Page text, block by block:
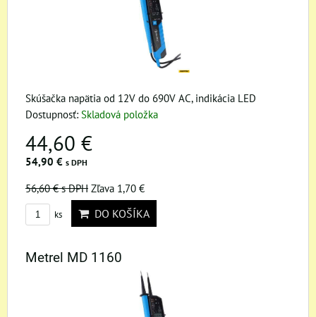
Skúšačka napätia od 12V do 690V AC, indikácia LED
Dostupnosť: Skladová položka
44,60 €
54,90 € s DPH
56,60 €s DPH Zľava 1,70 €
ks DO KOŠÍKA
Metrel MD 1160